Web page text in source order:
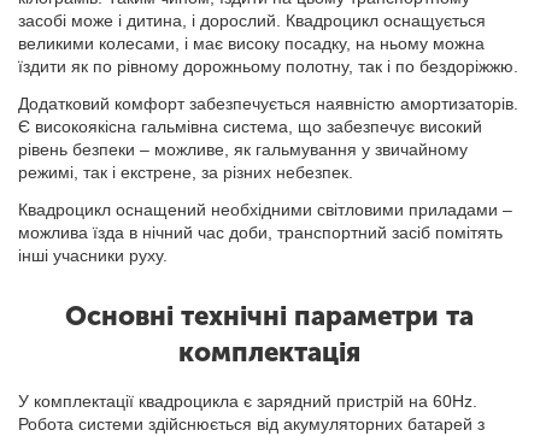
засобі може і дитина, і дорослий. Квадроцикл оснащується
великими колесами, і має високу посадку, на ньому можна
їздити як по рівному дорожньому полотну, так і по бездоріжжю.
Додатковий комфорт забезпечується наявністю амортизаторів.
Є високоякісна гальмівна система, що забезпечує високий
рівень безпеки – можливе, як гальмування у звичайному
режимі, так і екстрене, за різних небезпек.
Квадроцикл оснащений необхідними світловими приладами –
можлива їзда в нічний час доби, транспортний засіб помітять
інші учасники руху.
Основні технічні параметри та
комплектація
У комплектації квадроцикла є зарядний пристрій на 60Hz.
Робота системи здійснюється від акумуляторних батарей з